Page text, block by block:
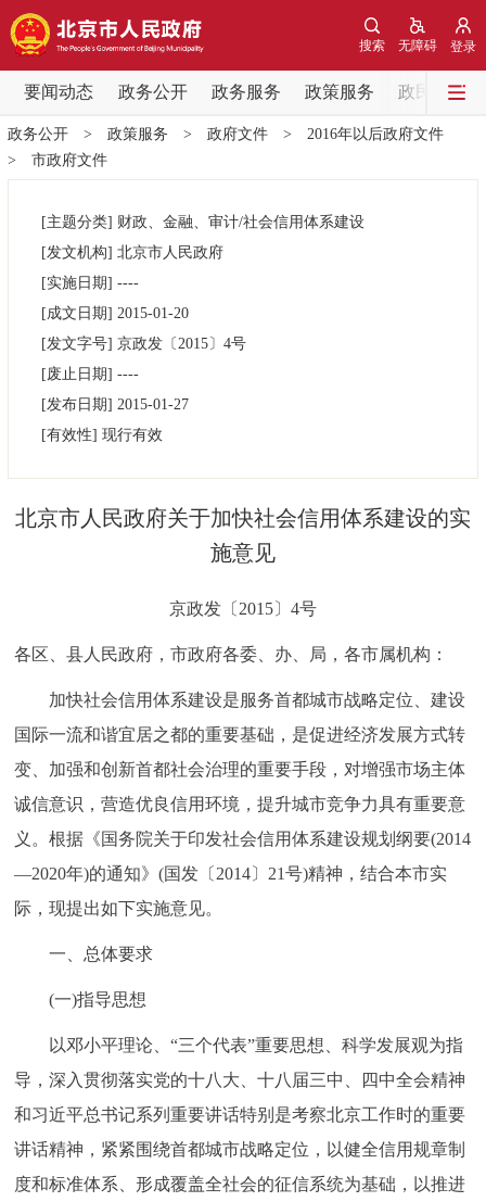
登录
无障碍
搜索
要闻动态 政务公开 政务服务 政策服务 政民互动
要闻动态
党中央精神 国务院信息 中央部委动态
各区热点
市领导
决策公开 专题公开
便民服务 利企服务 投资项目
政民互动
12345网上接诉即办 我要咨询 我要建议
北京概况 十六区概览 人文北京
绿色北京 图说北京 视频北京
多语种
政务公开> 政策服务 > 政府文件> 2016年以后政府文件
> 市政府文件
[主题分类] 财政、金融、审计/社会信用体系建设
[发文机构] 北京市人民政府
[实施日期] ----
[成文日期] 2015-01-20
[发文字号] 京政发〔2015〕 4号
[废止日期] ----
[发布日期] 2015-01-27
[有效性] 现行有效
北京市人民政府关于加快社会信用体系建设的实
施意见
京政发〔2015〕4号
各区、县人民政府，市政府各委、办、局，各市属机构：
加快社会信用体系建设是服务首都城市战略定位、建设
国际一流和谐宜居之都的重要基础，是促进经济发展方式转
变、加强和创新首都社会治理的重要手段，对增强市场主体
诚信意识，营造优良信用环境，提升城市竞争力具有重要意
义。根据《国务院关于印发社会信用体系建设规划纲要(2014
—2020年)的通知》(国发〔2014〕21号)精神，结合本市实
际，现提出如下实施意见。
一、总体要求
(一)指导思想
以邓小平理论、“三个代表”重要思想、科学发展观为指
导，深入贯彻落实党的十八大、十八届三中、四中全会精神
和习近平总书记系列重要讲话特别是考察北京工作时的重要
讲话精神，紧紧围绕首都城市战略定位，以健全信用规章制
度和标准体系、形成覆盖全社会的征信系统为基础，以推进